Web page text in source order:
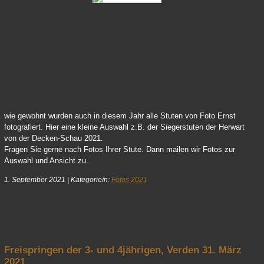
64 Vicky 01
wie gewohnt wurden auch in diesem Jahr alle Stuten von Foto Ernst
fotografiert. Hier eine kleine Auswahl z.B. der Siegerstuten der Herwart
von der Decken-Schau 2021.
Fragen Sie gerne nach Fotos Ihrer Stute. Dann mailen wir Fotos zur
Auswahl und Ansicht zu.
1. September 2021 Kategorie/n: Fotos 2021
Freispringen der 3- und 4jährigen, Verden 31. März